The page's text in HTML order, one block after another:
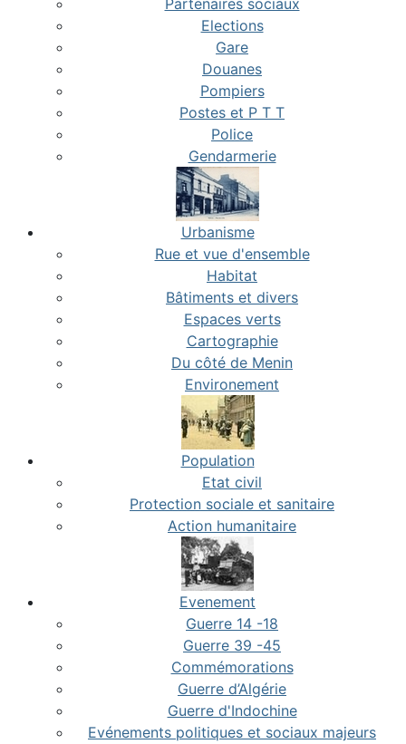
Partenaires sociaux
Elections
Gare
Douanes
Pompiers
Postes et P T T
Police
Gendarmerie
Urbanisme
Rue et vue d'ensemble
Habitat
Bâtiments et divers
Espaces verts
Cartographie
Du côté de Menin
Environement
Population
Etat civil
Protection sociale et sanitaire
Action humanitaire
Evenement
Guerre 14 -18
Guerre 39 -45
Commémorations
Guerre d’Algérie
Guerre d'Indochine
Evénements politiques et sociaux majeurs